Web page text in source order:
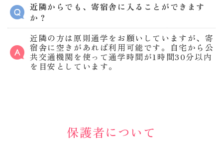
近隣からでも、寄宿舎に入ることができます
か？
近隣の方は原則通学をお願いしていますが、寄
宿舎に空きがあれば利用可能です。自宅から公
共交通機関を使って通学時間が1時間30分以内
を目安としています。
保護者について